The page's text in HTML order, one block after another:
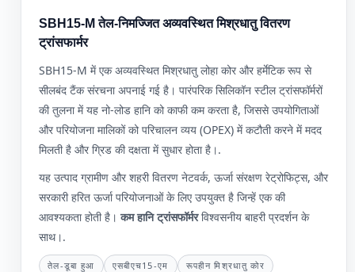
SBH15-M तेल-निमज्जित अव्यवस्थित मिश्रधातु वितरण
ट्रांसफार्मर
SBH15-M में एक अव्यवस्थित मिश्रधातु लोहा कोर और हर्मेटिक रूप से
सीलबंद टैंक संरचना अपनाई गई है। पारंपरिक सिलिकॉन स्टील ट्रांसफॉर्मरों
की तुलना में यह नो-लोड हानि को काफी कम करता है, जिससे उपयोगिताओं
और परियोजना मालिकों को परिचालन व्यय (OPEX) में कटौती करने में मदद
मिलती है और ग्रिड की दक्षता में सुधार होता है।.
यह उत्पाद ग्रामीण और शहरी वितरण नेटवर्क, ऊर्जा संरक्षण रेट्रोफिट्स, और
सरकारी हरित ऊर्जा परियोजनाओं के लिए उपयुक्त है जिन्हें एक की
आवश्यकता होती है।कम हानि ट्रांसफॉर्मरविश्वसनीय बाहरी प्रदर्शन के
साथ।.
तेल-डूबा हुआ एसबीएच15-एम
रूपहीन मिश्रधातु कोर